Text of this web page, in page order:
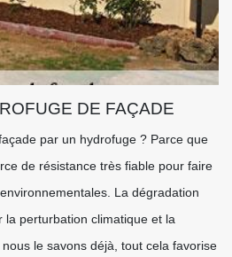
DE FAÇADE
par un hydrofuge ? Parce que
de résistance très fiable pour faire
La dégradation
la perturbation climatique et la
nous le savons déjà, tout cela favorise